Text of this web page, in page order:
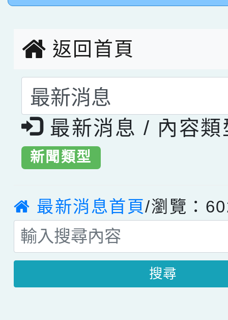
返回首頁
選擇後頁面內容會更
最新消息 / 內容類
新聞類型
最新消息首頁/瀏覽：
搜尋